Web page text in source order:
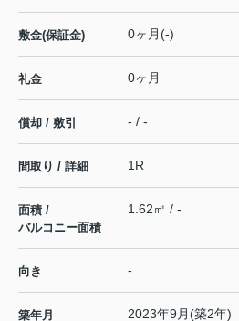
敷金(保証金) 0ヶ月(-)
礼金 0ヶ月
償却 / 敷引 - / -
間取り / 詳細 1R
面積 /
バルコニー面積
1.62㎡ / -
向き -
築年月 2023年9月(築2年)